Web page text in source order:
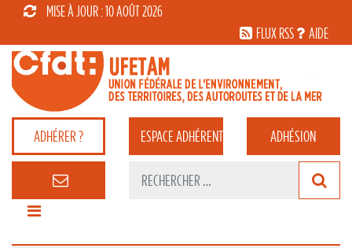
MISE À JOUR : 10 AOÛT 2026
FLUX RSS
AIDE
ADHÉRER ? ESPACEADHÉRENT ADHÉSION